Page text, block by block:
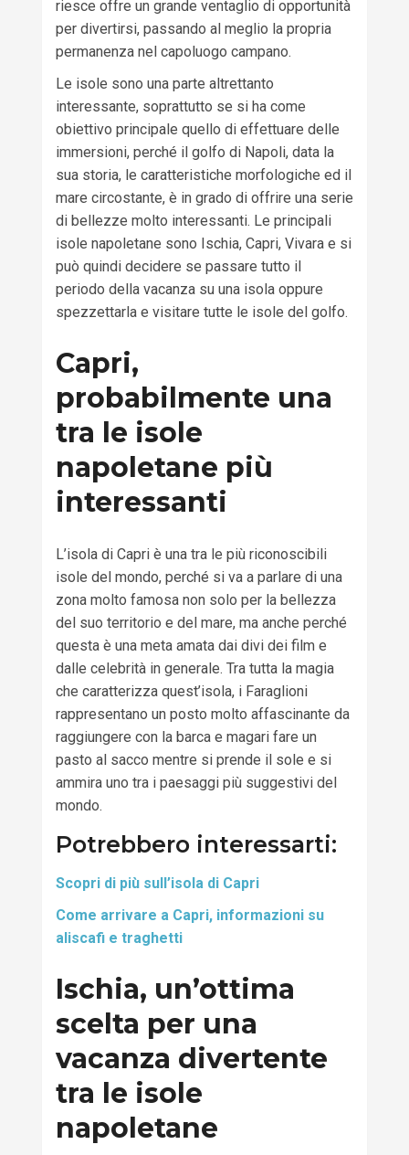
riesce offre un grande ventaglio di opportunità
per divertirsi, passando al meglio la propria
permanenza nel capoluogo campano.
Le isole sono una parte altrettanto
interessante, soprattutto se si ha come
obiettivo principale quello di effettuare delle
immersioni, perché il golfo di Napoli, data la
sua storia, le caratteristiche morfologiche ed il
mare circostante, è in grado di offrire una serie
di bellezze molto interessanti. Le principali
isole napoletane sono Ischia, Capri, Vivara e si
può quindi decidere se passare tutto il
periodo della vacanza su una isola oppure
spezzettarla e visitare tutte le isole del golfo.
Capri,
probabilmente una
tra le isole
napoletane più
interessanti
L’isola di Capri è una tra le più riconoscibili
isole del mondo, perché si va a parlare di una
zona molto famosa non solo per la bellezza
del suo territorio e del mare, ma anche perché
questa è una meta amata dai divi dei film e
dalle celebrità in generale. Tra tutta la magia
che caratterizza quest’isola, i Faraglioni
rappresentano un posto molto affascinante da
raggiungere con la barca e magari fare un
pasto al sacco mentre si prende il sole e si
ammira uno tra i paesaggi più suggestivi del
mondo.
Potrebbero interessarti:
Scopri di più sull’isola di Capri
Come arrivare a Capri, informazioni su
aliscafi e traghetti
Ischia, un’ottima
scelta per una
vacanza divertente
tra le isole
napoletane